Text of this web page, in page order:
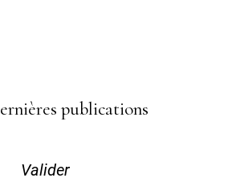
publications
Valider